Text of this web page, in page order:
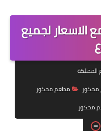
لجميع
مطعم محكور
محكور